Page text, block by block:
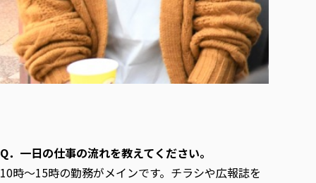
Q．一日の仕事の流れを教えてください。
10時～15時の勤務がメインです。チラシや広報誌を